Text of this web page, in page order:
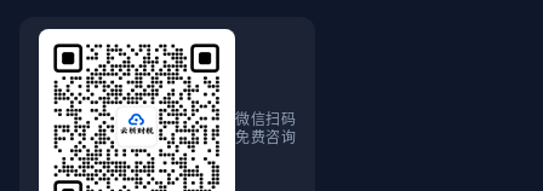
微信扫码
免费咨询